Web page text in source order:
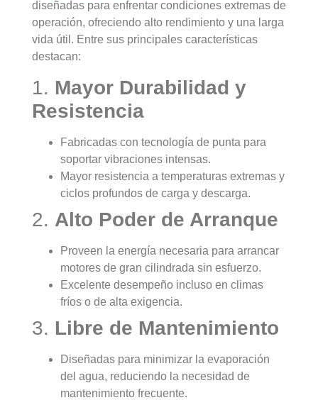
diseñadas para enfrentar condiciones extremas de
operación, ofreciendo alto rendimiento y una larga
vida útil. Entre sus principales características
destacan:
1. Mayor Durabilidad y
Resistencia
Fabricadas con tecnología de punta para
soportar vibraciones intensas.
Mayor resistencia a temperaturas extremas y
ciclos profundos de carga y descarga.
2. Alto Poder de Arranque
Proveen la energía necesaria para arrancar
motores de gran cilindrada sin esfuerzo.
Excelente desempeño incluso en climas
fríos o de alta exigencia.
3. Libre de Mantenimiento
Diseñadas para minimizar la evaporación
del agua, reduciendo la necesidad de
mantenimiento frecuente.